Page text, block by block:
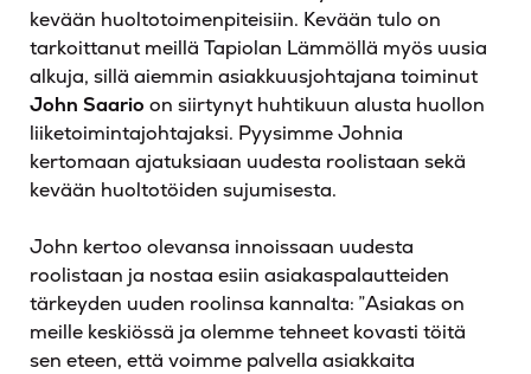
kevään huoltotoimenpiteisiin. Kevään tulo on
tarkoittanut meillä Tapiolan Lämmöllä myös uusia
alkuja, sillä aiemmin asiakkuusjohtajana toiminut
John Saario on siirtynyt huhtikuun alusta huollon
liiketoimintajohtajaksi. Pyysimme Johnia
kertomaan ajatuksiaan uudesta roolistaan sekä
kevään huoltotöiden sujumisesta.
John kertoo olevansa innoissaan uudesta
roolistaan ja nostaa esiin asiakaspalautteiden
tärkeyden uuden roolinsa kannalta: ”Asiakas on
meille keskiössä ja olemme tehneet kovasti töitä
sen eteen, että voimme palvella asiakkaita